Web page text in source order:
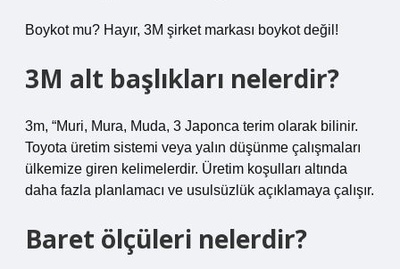
Boykot mu? Hayır, 3M şirket markası boykot değil!
3M alt başlıkları nelerdir?
3m, “Muri, Mura, Muda, 3 Japonca terim olarak bilinir.
Toyota üretim sistemi veya yalın düşünme çalışmaları
ülkemize giren kelimelerdir. Üretim koşulları altında
daha fazla planlamacı ve usulsüzlük açıklamaya çalışır.
Baret ölçüleri nelerdir?